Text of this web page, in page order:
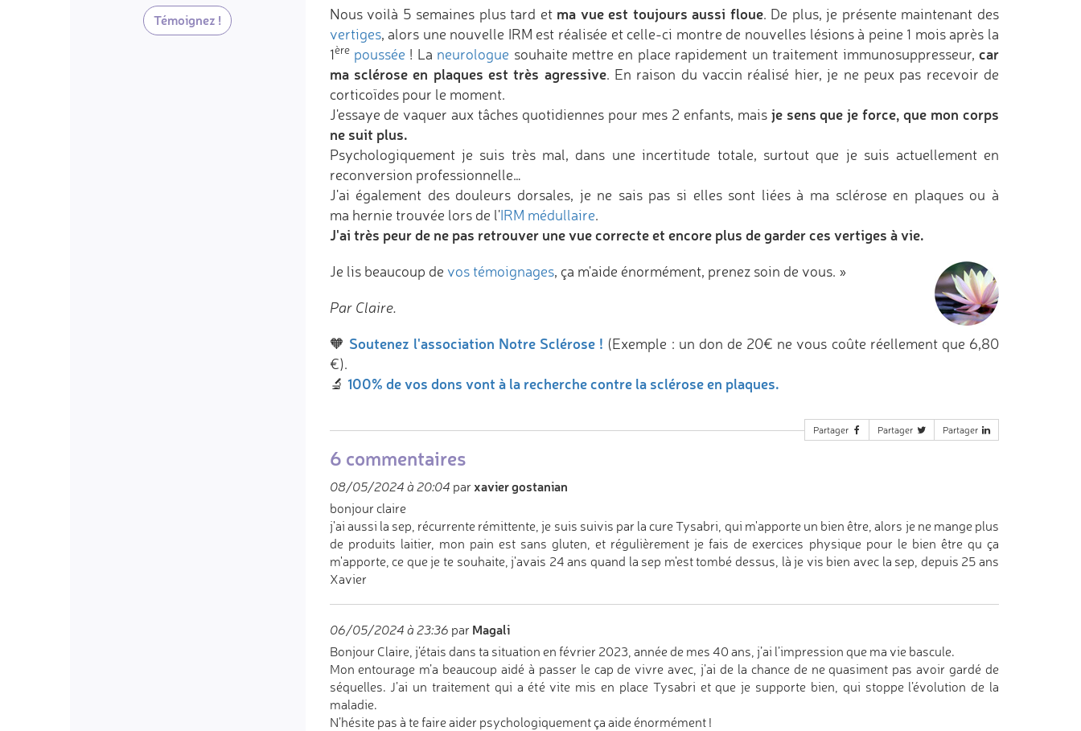
Témoignez ! Nous voilà 5 semaines plus tard et ma vue est toujours aussi floue. De plus, je présente maintenant des
vertiges, alors une nouvelle IRM est réalisée et celle-ci montre de nouvelles lésions à peine 1 mois après la
1ère poussée ! La neurologue souhaite mettre en place rapidement un traitement immunosuppresseur,car
ma sclérose en plaques est très agressive. En raison du vaccin réalisé hier, je ne peux pas recevoir de
corticoïdes pour le moment.
J'essaye de vaquer aux tâches quotidiennes pour mes 2 enfants, mais je sens que je force, que mon corps
ne suit plus.
Psychologiquement je suis très mal, dans une incertitude totale, surtout que je suis actuellement en
reconversion professionnelle…
J'ai également des douleurs dorsales, je ne sais pas si elles sont liées à ma sclérose en plaques ou à
ma hernie trouvée lors de l'IRM médullaire.
J'ai très peur de ne pas retrouver une vue correcte et encore plus de garder ces vertiges à vie.
Je lis beaucoup de vos témoignages, ça m'aide énormément, prenez soin de vous. »
Par Claire.
🧡 Soutenez l'association Notre Sclérose ! (Exemple : un don de 20€ ne vous coûte réellement que 6,80
€).
🔬 100% de vos dons vont à la recherche contre la sclérose en plaques.
Partager Partager Partager
6 commentaires
08/05/2024 à 20:04 par xavier gostanian
bonjour claire
j'ai aussi la sep, récurrente rémittente, je suis suivis par la cure Tysabri, qui m'apporte un bien être, alors je ne mange plus
de produits laitier, mon pain est sans gluten, et régulièrement je fais de exercices physique pour le bien être qu ça
m'apporte, ce que je te souhaite, j'avais 24 ans quand la sep m'est tombé dessus, là je vis bien avec la sep, depuis 25 ans
Xavier
06/05/2024 à 23:36 par Magali
Bonjour Claire, j’étais dans ta situation en février 2023, année de mes 40 ans, j’ai l’impression que ma vie bascule.
Mon entourage m’a beaucoup aidé à passer le cap de vivre avec, j’ai de la chance de ne quasiment pas avoir gardé de
séquelles. J’ai un traitement qui a été vite mis en place Tysabri et que je supporte bien, qui stoppe l’évolution de la
maladie.
N’hésite pas à te faire aider psychologiquement ça aide énormément !